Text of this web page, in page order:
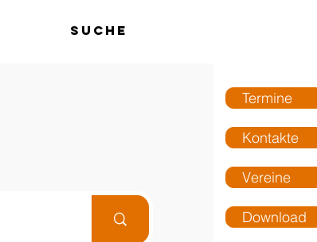
Termine
Kontakte
Vereine
Download
Suche